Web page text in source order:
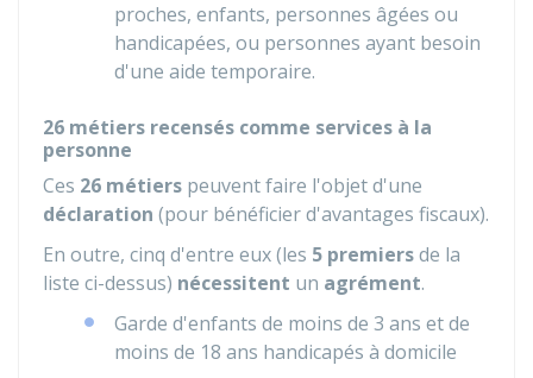
proches, enfants, personnes âgées ou
handicapées, ou personnes ayant besoin
d'une aide temporaire.
26 métiers recensés comme services à la
personne
Ces 26 métiers peuvent faire l'objet d'une
déclaration (pour bénéficier d'avantages fiscaux).
En outre, cinq d'entre eux (les 5 premiersde la
liste ci-dessus) nécessitent un agrément.
Garde d'enfants de moins de 3 ans et de
moins de 18 ans handicapés à domicile